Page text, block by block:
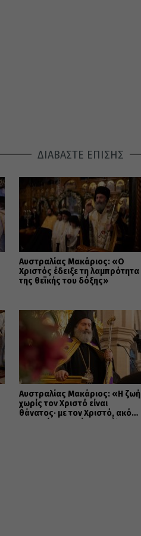
ΔΙΑΒΑΣΤΕ ΕΠΙΣΗΣ
Αυστραλίας Μακάριος: «Ο
Χριστός έδειξε τη λαμπρότητα
της θεϊκής του δόξης»
Αυστραλίας Μακάριος: «Η ζωή
χωρίς τον Χριστό είναι
θάνατος· με τον Χριστό, ακόμη